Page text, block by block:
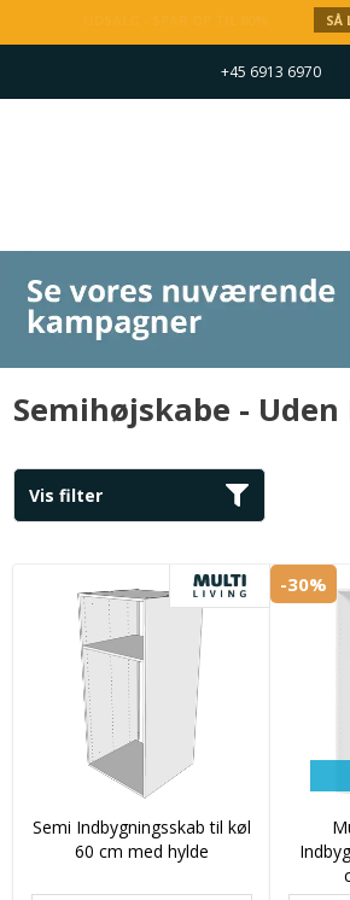
SÅ
+45 6913 6970
Semihøjskabe -
Vis filter
Semi Indbygningsskab til køl
60 cm med hylde
-30%